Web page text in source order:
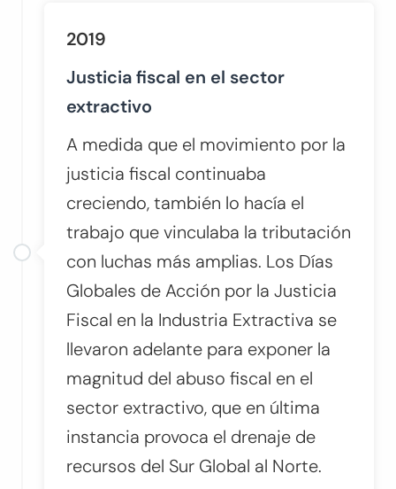
2019
Justicia fiscal en el sector
extractivo
A medida que el movimiento por la
justicia fiscal continuaba
creciendo, también lo hacía el
trabajo que vinculaba la tributación
con luchas más amplias. Los Días
Globales de Acción por la Justicia
Fiscal en la Industria Extractiva se
llevaron adelante para exponer la
magnitud del abuso fiscal en el
sector extractivo, que en última
instancia provoca el drenaje de
recursos del Sur Global al Norte.